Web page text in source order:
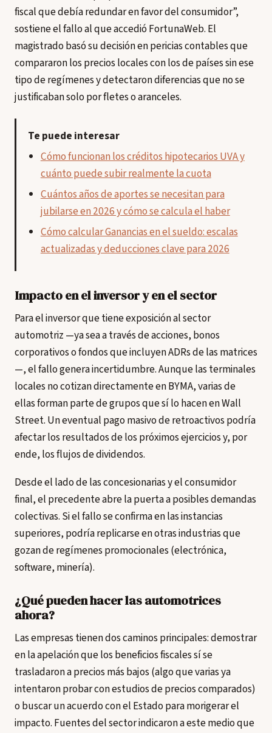
fiscal que debía redundar en favor del consumidor”,
sostiene el fallo al que accedió FortunaWeb. El
magistrado basó su decisión en pericias contables que
compararon los precios locales con los de países sin ese
tipo de regímenes y detectaron diferencias que no se
justificaban solo por fletes o aranceles.
Te puede interesar
Cómo funcionan los créditos hipotecarios UVA y
cuánto puede subir realmente la cuota
Cuántos años de aportes se necesitan para
jubilarse en 2026 y cómo se calcula el haber
Cómo calcular Ganancias en el sueldo: escalas
actualizadas y deducciones clave para 2026
Impacto en el inversor y en el sector
Para el inversor que tiene exposición al sector
automotriz —ya sea a través de acciones, bonos
corporativos o fondos que incluyen ADRs de las matrices
—, el fallo genera incertidumbre. Aunque las terminales
locales no cotizan directamente en BYMA, varias de
ellas forman parte de grupos que sí lo hacen en Wall
Street. Un eventual pago masivo de retroactivos podría
afectar los resultados de los próximos ejercicios y, por
ende, los flujos de dividendos.
Desde el lado de las concesionarias y el consumidor
final, el precedente abre la puerta a posibles demandas
colectivas. Si el fallo se confirma en las instancias
superiores, podría replicarse en otras industrias que
gozan de regímenes promocionales (electrónica,
software, minería).
¿Qué pueden hacer las automotrices
ahora?
Las empresas tienen dos caminos principales: demostrar
en la apelación que los beneficios fiscales sí se
trasladaron a precios más bajos (algo que varias ya
intentaron probar con estudios de precios comparados)
o buscar un acuerdo con el Estado para morigerar el
impacto. Fuentes del sector indicaron a este medio que